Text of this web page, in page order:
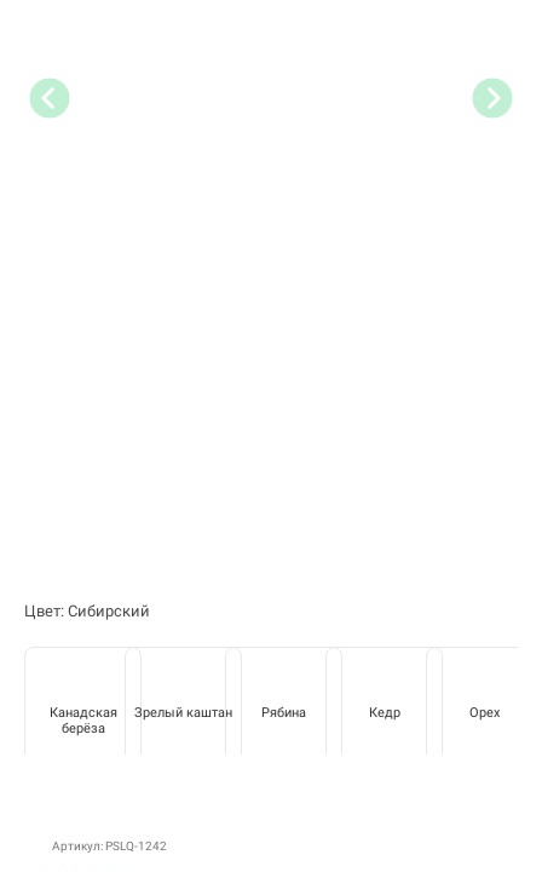
Цвет: Сибирский
Канадская
берёза
Зрелый каштан Рябина Кедр Орех
Артикул: PSLQ-1242